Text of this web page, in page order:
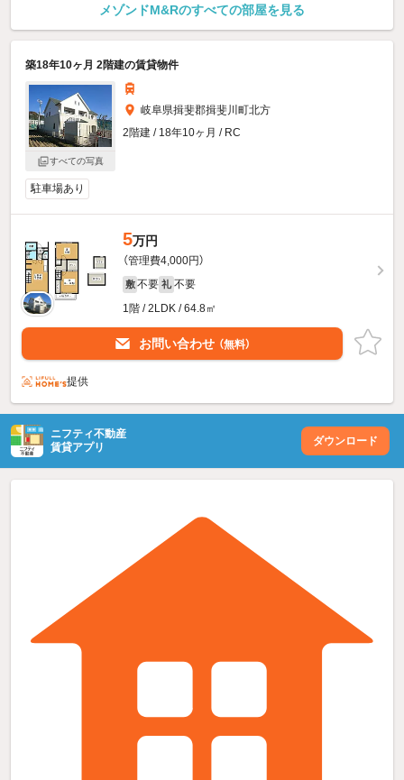
メゾンドM&Rのすべての部屋を見る
築18年10ヶ月 2階建の賃貸物件
すべての写真
岐阜県揖斐郡揖斐川町北方
2階建 / 18年10ヶ月 / RC
駐車場あり
5万円
（管理費4,000円）
敷 不要 礼 不要
1階 / 2LDK / 64.8㎡
お問い合わせ （無料）
提供
ニフティ不動産
賃貸アプリ
ダウンロード